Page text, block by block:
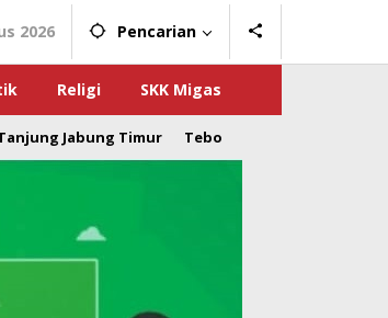
2026 Pencarian
Religi SKK Migas
Jabung Timur Tebo